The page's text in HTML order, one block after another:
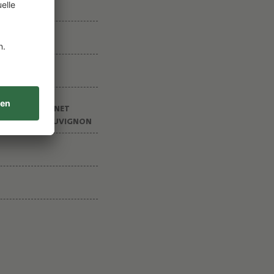
24% CABERNET
SAUVIGNON